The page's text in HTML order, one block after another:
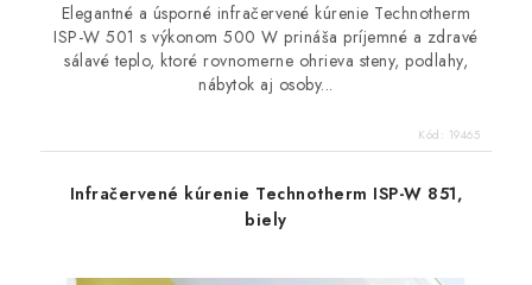
156 €
Elegantné a úsporné infračervené kúrenie Technotherm
ISP-W 501 s výkonom 500 W prináša príjemné a zdravé
sálavé teplo, ktoré rovnomerne ohrieva steny, podlahy,
nábytok aj osoby...
Kód: 19465
Infračervené kúrenie Technotherm ISP-W 851,
biely